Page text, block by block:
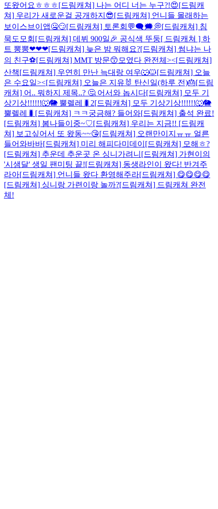
또왔어요ㅎㅎㅎ[드림캐쳐] 나는 어디 너는 누구?!😍[드림캐
쳐] 우리가 새로운걸 공개하지😎[드림캐쳐] 언니들 몰래하는
보이스브이앱🤐😏[드림캐쳐] 토론회💬🗨🗯💭[드림캐쳐] 침
묵도모회 [드림캐쳐] 데뷔 900일🎉 공식색 뚜둥[ 드림캐쳐 ] 하
트 뽕뽕❤❤❤[드림캐쳐] 늦은 밤 뭐해요?[드림캐쳐] 썸냐는 나
의 친구⚽[드림캐쳐] MMT 방문😙 모였다 완전체><[드림캐쳐]
산책[드림캐쳐] 우연히 만난 늑대랑 여우🐺🐱[드림캐쳐] 오늘
은 수요일><[드림캐쳐] 오늘은 지유🐰 탄신일(하루 전)🎂[드림
캐쳐] 어.. 뭐하지 제목..? 🤔 어서와 놉시다[드림캐쳐] 모두 기
상기상!!!!!!🐺🐘 뿔렐레🐛2[드림캐쳐] 모두 기상기상!!!!!!🐺🐘
뿔렐레🐛 [드림캐쳐] ㅋㅋ궁금해? 들어와[드림캐쳐] 출석 완료!
[드림캐쳐] 봄나들이중~♡[드림캐쳐] 우리는 지금!! [드림캐
쳐] 보고싶어서 또 왔동~~😘[드림캐쳐] 오랜만이지ㅠㅠ 얼른
들어와바바[드림캐쳐] 미리 해피다미데이 [드림캐쳐] 모해ㅎ?
[드림캐쳐] 추운데 추운곳 온 싱니가려니 [드림캐쳐] 가현이의
'시샘달' 생일 팬미팅 끝![드림캐쳐] 동생라인이 왔다! 반겨주
라아[드림캐쳐] 언니들 왔다 환영해주라[드림캐쳐] 😋😋😋😋
[드림캐쳐] 싱니랑 가련이랑 놀까?[드림캐쳐] 드림캐쳐 완전
체!